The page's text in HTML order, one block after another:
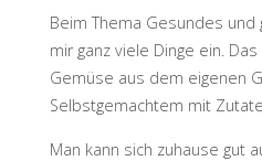
Beim Thema Gesundes und
mir ganz viele Dinge ein.
Gemüse aus dem eigenen
Selbstgemachtem mit
Man kann sich zuhause gut